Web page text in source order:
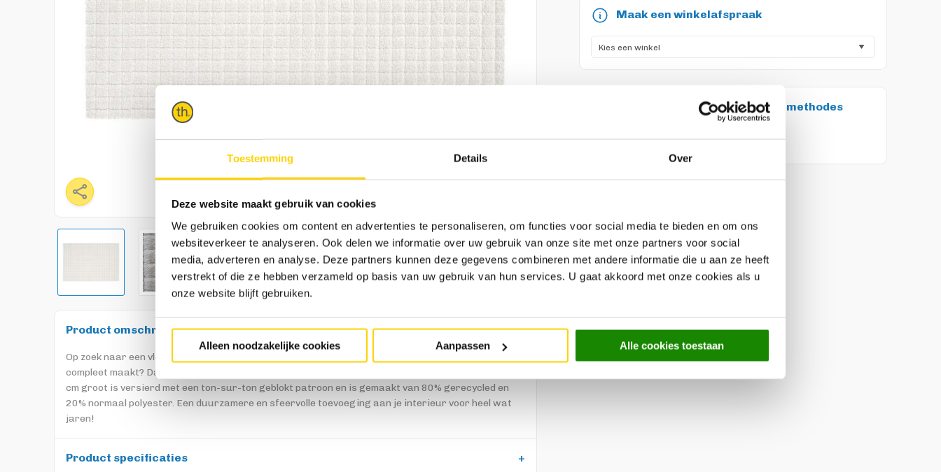
Toestemming Details Over
Deze website maakt gebruik van cookies
We gebruiken cookies om content en advertenties te personaliseren, om functies voor social media te bieden en om ons
websiteverkeer te analyseren. Ook delen we informatie over uw gebruik van onze site met onze partners voor social
media, adverteren en analyse. Deze partners kunnen deze gegevens combineren met andere informatie die u aan ze heeft
verstrekt of die ze hebben verzameld op basis van uw gebruik van hun services. U gaat akkoord met onze cookies als u
onze website blijft gebruiken.
Alleen noodzakelijke cookies Aanpassen Alle cookies toestaan
Product omschrijving
Op zoek naar een vloerkleed met een rustige look, maar die jouw interieur op een mooie manier
compleet maakt? Dan is vloerkleed Nate wat je zoekt. Dit crèmekleurige vloerkleed van 200x290
cm groot is versierd met een ton-sur-ton geblokt patroon en is gemaakt van 80% gerecycled en
20% normaal polyester. Een duurzamere en sfeervolle toevoeging aan je interieur voor heel wat
jaren!
Product specificaties
Maak een winkelafspraak
Betaal met de volgende betaalmethodes